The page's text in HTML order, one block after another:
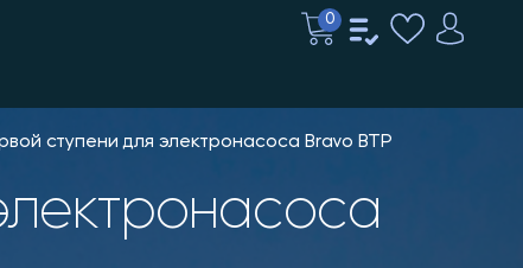
0
ступени для электронасоса Bravo BTP